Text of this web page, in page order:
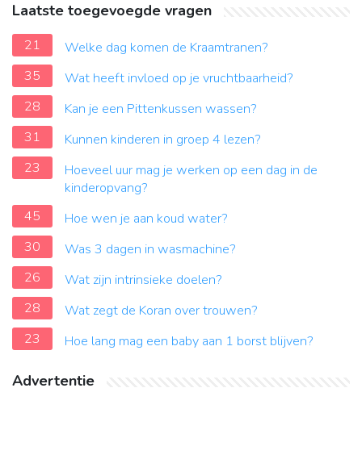
Laatste toegevoegde vragen
21
Welke dag komen de Kraamtranen?
35
Wat heeft invloed op je vruchtbaarheid?
28
Kan je een Pittenkussen wassen?
31
Kunnen kinderen in groep 4 lezen?
23
Hoeveel uur mag je werken op een dag in de
kinderopvang?
45
Hoe wen je aan koud water?
30
Was 3 dagen in wasmachine?
26
Wat zijn intrinsieke doelen?
28
Wat zegt de Koran over trouwen?
23
Hoe lang mag een baby aan 1 borst blijven?
Advertentie